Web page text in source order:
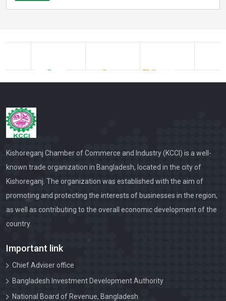
জরুরী বিজ্ঞপ্তি
Kishoreganj Chamber Election Notice for term of 2024-
2025 and 2025-2026
Kishoreganj Chamber Election schedule for term of
2024-2025 and 2025-2026
পরিচালনা পর্ষদের ১০ম সভার কার্যবিবরনী
নির্বাচন আপিল বোর্ড-২০২৩ (২০২৪-২০২৬) দ্বি-বার্ষিক মেয়াদের নির্বাচন
নির্বাচন বোর্ড-২০২৩, ( ২০২৪-২০২৬) দ্বি-বার্ষিক মেয়াদের নির্বাচন
চেম্বারের ১০ম সভার নোটিশ।
চেম্বারের সকল সদস্যগণকে জানাই পবিত্র ঈদুল আযহার শুভেচ্ছা। ঈদ
Kishoreganj Chamber of Commerce and Industry (KCCI) is a well-
known trade organization in Bangladesh, located in the city of
Kishoreganj. The organization was established with the aim of
promoting and protecting the interests of businesses in the region,
as well as contributing to the overall economic development of the
country.
Important link
Chief Adviser office
Bangladesh Investment Development Authority
National Board of Revenue, Bangladesh